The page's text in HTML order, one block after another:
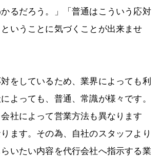
かるだろう。」「普通はこういう応対
いうことに気づくことが出来ませ
をしているため、業界によっても利
よっても、普通、常識が様々です。
社によって営業方法も異なります
ます。その為、自社のスタッフより
いたい内容を代行会社へ指示する業